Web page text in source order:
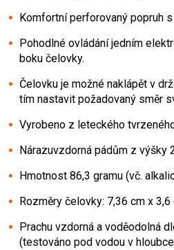
Komfortní perforovaný popruh
Pohodlné ovládání jedním
boku čelovky.
Čelovku je možné naklápět v
tím nastavit požadovaný směr
Vyrobeno z leteckého
Nárazuvzdorná pádům z výšky
Hmotnost 86,3 gramu (vč.
Rozměry čelovky: 7,36 cm x
Prachu vzdorná a voděodolná
(testováno pod vodou v